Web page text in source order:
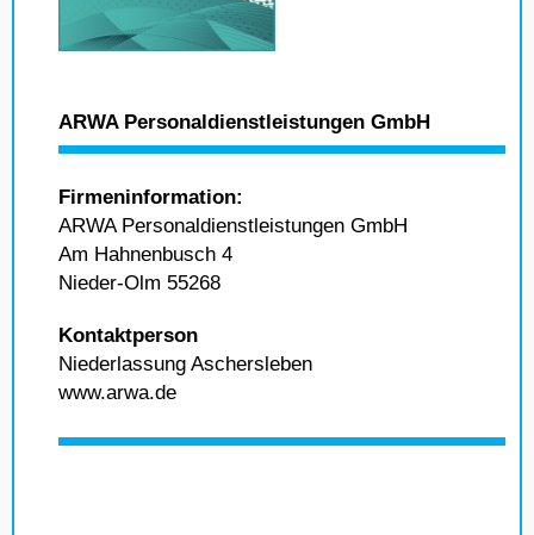
ARWA Personaldienstleistungen GmbH
Firmeninformation:
ARWA Personaldienstleistungen GmbH
Am Hahnenbusch 4
Nieder-Olm 55268
Kontaktperson
Niederlassung Aschersleben
www.arwa.de